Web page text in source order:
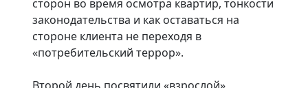
сторон во время осмотра квартир, тонкости
законодательства и как оставаться на
стороне клиента не переходя в
«потребительский террор».
Второй день посвятили «взрослой»